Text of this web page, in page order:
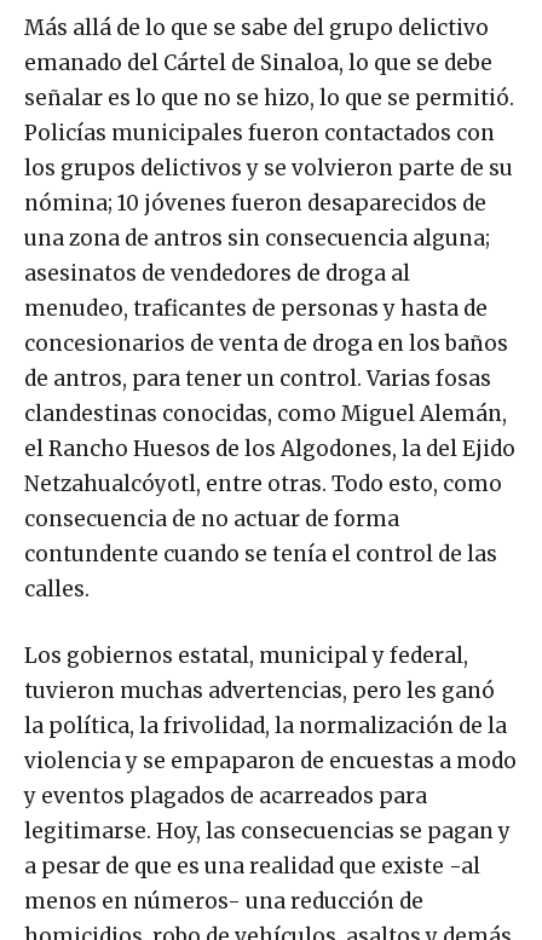
Más allá de lo que se sabe del grupo delictivo
emanado del Cártel de Sinaloa, lo que se debe
señalar es lo que no se hizo, lo que se permitió.
Policías municipales fueron contactados con
los grupos delictivos y se volvieron parte de su
nómina; 10 jóvenes fueron desaparecidos de
una zona de antros sin consecuencia alguna;
asesinatos de vendedores de droga al
menudeo, traficantes de personas y hasta de
concesionarios de venta de droga en los baños
de antros, para tener un control. Varias fosas
clandestinas conocidas, como Miguel Alemán,
el Rancho Huesos de los Algodones, la del Ejido
Netzahualcóyotl, entre otras. Todo esto, como
consecuencia de no actuar de forma
contundente cuando se tenía el control de las
calles.
Los gobiernos estatal, municipal y federal,
tuvieron muchas advertencias, pero les ganó
la política, la frivolidad, la normalización de la
violencia y se empaparon de encuestas a modo
y eventos plagados de acarreados para
legitimarse. Hoy, las consecuencias se pagan y
a pesar de que es una realidad que existe -al
menos en números- una reducción de